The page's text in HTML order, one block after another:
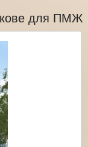
для ПМЖ